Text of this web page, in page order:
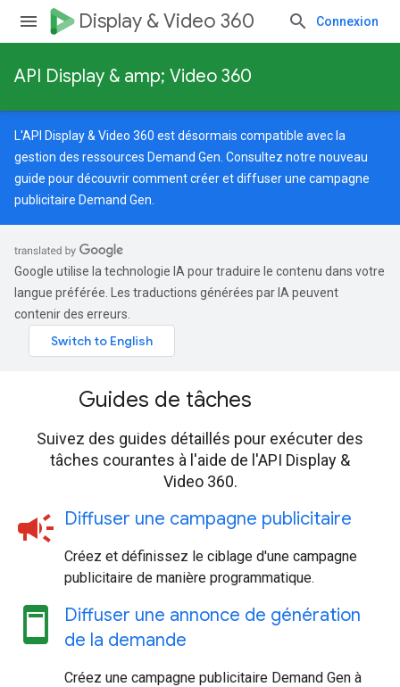
Display & Video 360 Connexion
API Display & amp; Video 360
L'API Display & Video 360 est désormais compatible avec la
gestion des ressources Demand Gen. Consultez notre nouveau
guide pour découvrir comment créer et diffuser une campagne
publicitaire Demand Gen.
Google utilise la technologie IA pour traduire le contenu dans votre
langue préférée. Les traductions générées par IA peuvent
contenir des erreurs.
Guides de tâches
Suivez des guides détaillés pour exécuter des
tâches courantes à l'aide de l'API Display &
Video 360.
campaign Diffuser une campagne publicitaire
Créez et définissez le ciblage d'une campagne
publicitaire de manière programmatique.
ad_units
Diffuser une annonce de génération
de la demande
Créez une campagne publicitaire Demand Gen à